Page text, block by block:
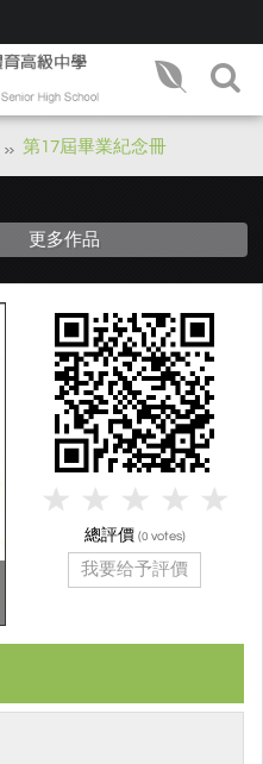
第17屆畢業紀念冊
更多作品
總評價 (0 votes)
我要给予評價